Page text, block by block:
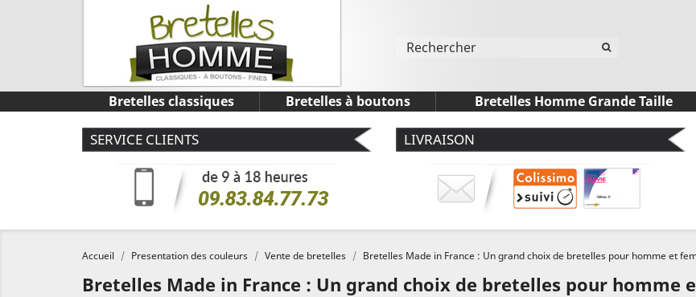
Bretelles classiques Bretelles à boutons Bretelles Homme Grande Taille
SERVICE CLIENTS LIVRAISON
Accueil Presentation des couleurs Vente de bretelles Bretelles Made in France : Un grand choix de bretelles pour homme et
Bretelles Made in France : Un grand choix de bretelles pour homme